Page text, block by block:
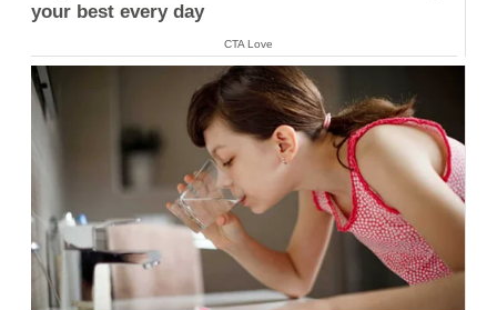
your best every day
CTA Love